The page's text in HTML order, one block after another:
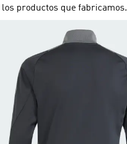
los productos que fabricamos.